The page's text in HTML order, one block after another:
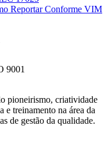
Reportar Conforme VIM
pioneirismo, criatividade
e treinamento na área da
de gestão da qualidade.